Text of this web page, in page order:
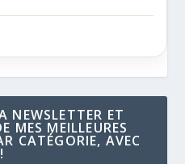
NEWSLETTER ET
MES MEILLEURES
CATÉGORIE, AVEC